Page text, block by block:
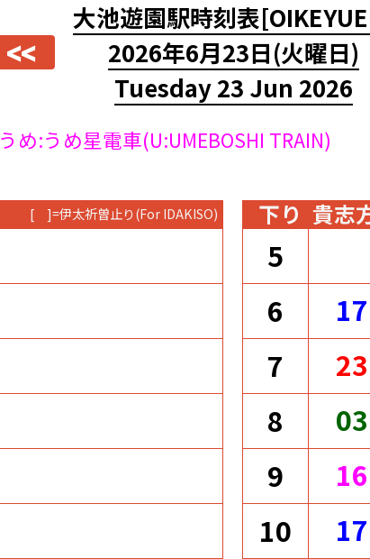
<<
大池遊園駅時刻表
2026年6月23日(火曜日)
Tuesday 23 Jun 2026
うめ:うめ星電車(U:UMEBOSHI TRAIN)
[ ]=伊太祈曽止り(For IDAKISO) 下り 貴志
5
6
17
7 23
8 03
9 16
10 17